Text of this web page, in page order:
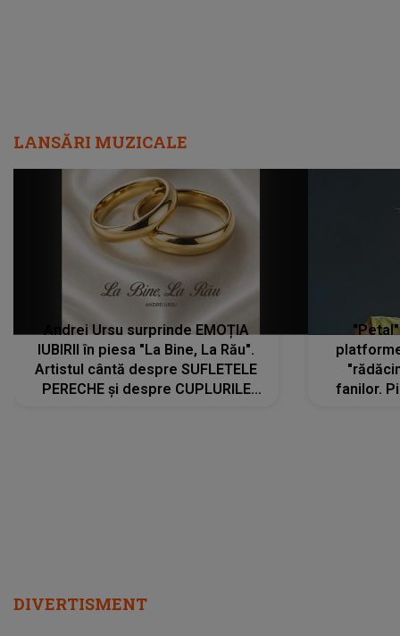
LANSĂRI MUZICALE
Andrei Ursu surprinde EMOȚIA
IUBIRII în piesa "La Bine, La Rău".
Artistul cântă despre SUFLETELE
PERECHE și despre CUPLURILE
fanilor.
DIVERTISMENT